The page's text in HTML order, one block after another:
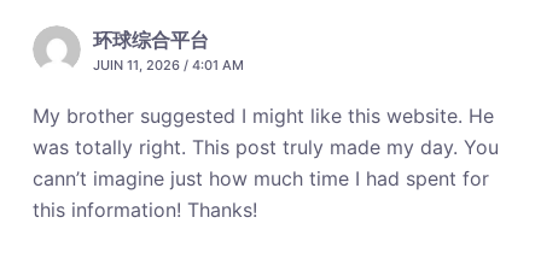
环球综合平台
JUIN 11, 2026 / 4:01 AM
My brother suggested I might like this website. He
was totally right. This post truly made my day. You
cann’t imagine just how much time I had spent for
this information! Thanks!